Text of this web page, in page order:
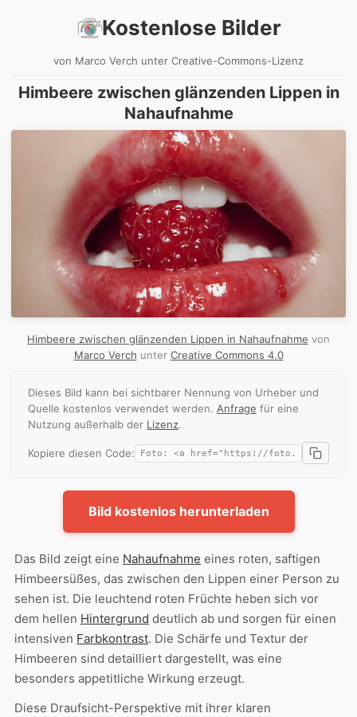
Kostenlose Bilder
von Marco Verch unter Creative-Commons-Lizenz
Himbeere zwischen glänzenden Lippen in
Nahaufnahme
Himbeere zwischen glänzenden Lippen in Nahaufnahme von
Marco Verch unter Creative Commons 4.0
Dieses Bild kann bei sichtbarer Nennung von Urheber und
Quelle kostenlos verwendet werden. Anfrage für eine
Nutzung außerhalb der Lizenz.
Kopiere diesen Code:
Bild kostenlos herunterladen
Das Bild zeigt eine Nahaufnahme eines roten, saftigen
Himbeersüßes, das zwischen den Lippen einer Person zu
sehen ist. Die leuchtend roten Früchte heben sich vor
dem hellen Hintergrund deutlich ab und sorgen für einen
intensiven Farbkontrast. Die Schärfe und Textur der
Himbeeren sind detailliert dargestellt, was eine
besonders appetitliche Wirkung erzeugt.
Diese Draufsicht-Perspektive mit ihrer klaren